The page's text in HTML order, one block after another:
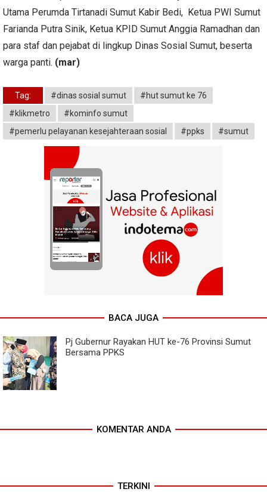
Utama Perumda Tirtanadi Sumut Kabir Bedi, Ketua PWI Sumut
Farianda Putra Sinik, Ketua KPID Sumut Anggia Ramadhan dan
para staf dan pejabat di lingkup Dinas Sosial Sumut, beserta
warga panti. (mar)
Tag: #dinas sosial sumut
#hut sumut ke 76
#klikmetro
#kominfo sumut
#pemerlu pelayanan kesejahteraan sosial
#ppks #sumut
BACA JUGA
Pj Gubernur Rayakan HUT ke-76 Provinsi Sumut
Bersama PPKS
KOMENTAR ANDA
TERKINI